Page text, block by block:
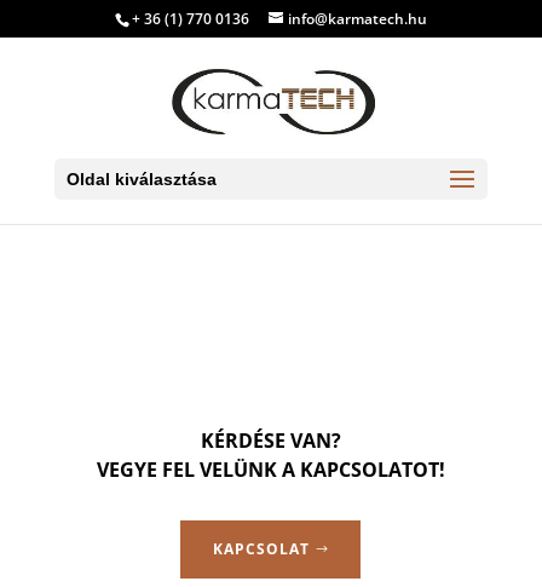
+ 36 (1) 770 0136 info@karmatech.hu
Oldal kiválasztása
KÉRDÉSE VAN?
VEGYE FEL VELÜNK A KAPCSOLATOT!
KAPCSOLAT